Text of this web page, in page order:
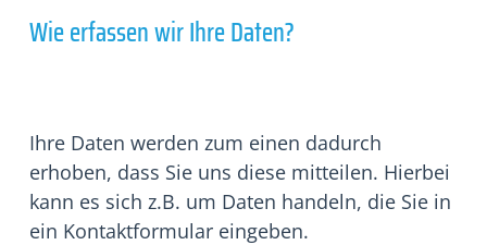
Wie erfassen wir Ihre Daten?
Ihre Daten werden zum einen dadurch
erhoben, dass Sie uns diese mitteilen. Hierbei
kann es sich z.B. um Daten handeln, die Sie in
ein Kontaktformular eingeben.